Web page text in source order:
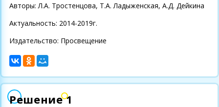
Авторы: Л.А. Тростенцова, Т.А. Ладыженская, А.Д. Дейкина
Актуальность: 2014-2019г.
Издательство: Просвещение
Решение 1